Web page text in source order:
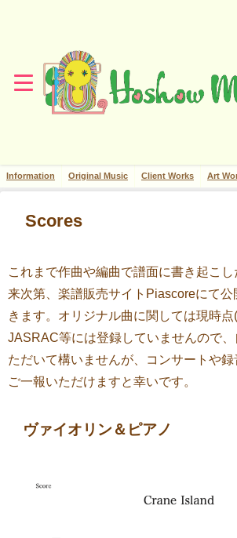
Information Original Music Client Works Art
Scores
これまで作曲や編曲で譜面に書き起こ
来次第、楽譜販売サイトPiascoreにて公
きます。オリジナル曲に関しては現時
JASRAC等には登録していませんので
ただいて構いませんが、コンサートや
ご一報いただけますと幸いです。
ヴァイオリン＆ピアノ